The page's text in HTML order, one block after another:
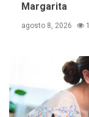
Margarita
agosto 8, 2026